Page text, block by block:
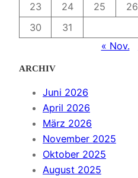
23
24 25 26
30
31
« Nov.
ARCHIV
Juni 2026
April 2026
März 2026
November 2025
Oktober 2025
August 2025